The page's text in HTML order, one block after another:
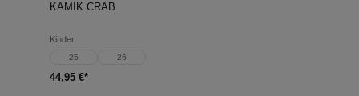
KAMIK CRAB
Kinder
25 26
44,95 €*